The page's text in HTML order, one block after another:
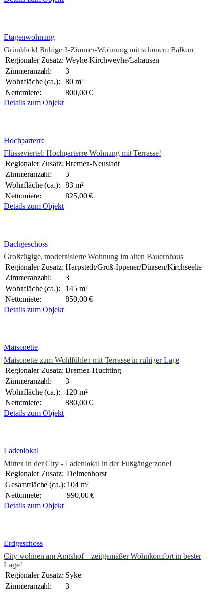
Etagenwohnung
Grünblick! Ruhige 3-Zimmer-Wohnung mit schönem Balkon
Regionaler Zusatz: Weyhe-Kirchweyhe/Lahausen
Zimmeranzahl:
3
Wohnfläche (ca.):
80 m²
Nettomiete:
800,00 €
Details zum Objekt
Hochparterre
Flüsseviertel: Hochparterre-Wohnung mit Terrasse!
Regionaler Zusatz: Bremen-Neustadt
Zimmeranzahl:
3
Wohnfläche (ca.):
83 m²
Nettomiete:
825,00 €
Details zum Objekt
Dachgeschoss
Großzügige, modernisierte Wohnung im alten Bauernhaus
Regionaler Zusatz: Harpstedt/Groß-Ippener/Dünsen/Kirchseelte
Zimmeranzahl:
3
Wohnfläche (ca.):
145 m²
Nettomiete:
850,00 €
Details zum Objekt
Maisonette
Maisonette zum Wohlfühlen mit Terrasse in ruhiger Lage
Regionaler Zusatz: Bremen-Huchting
Zimmeranzahl:
3
Wohnfläche (ca.):
120 m²
Nettomiete:
880,00 €
Details zum Objekt
Ladenlokal
Mitten in der City - Ladenlokal in der Fußgängerzone!
Regionaler Zusatz: Delmenhorst
Gesamtfläche (ca.): 104 m²
Nettomiete:
990,00 €
Details zum Objekt
Erdgeschoss
City wohnen am Amtshof – zeitgemäßer Wohnkomfort in bester
Lage!
Regionaler Zusatz: Syke
Zimmeranzahl:
3